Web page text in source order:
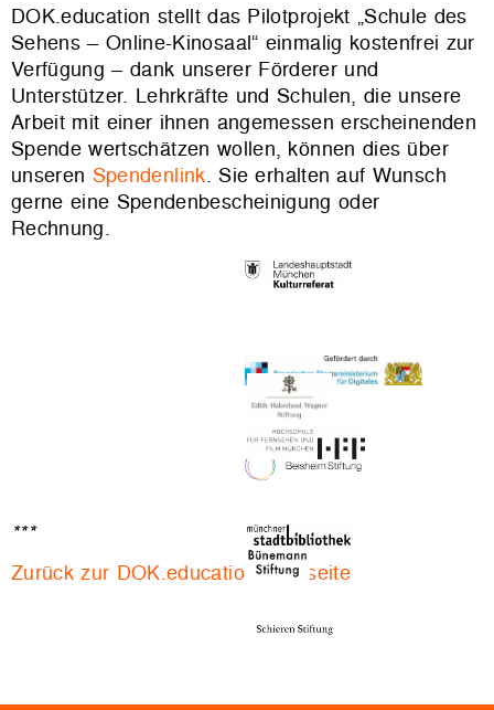
DOK.education stellt das Pilotprojekt „Schule des
Sehens – Online-Kinosaal“ einmalig kostenfrei zur
Verfügung – dank unserer Förderer und
Unterstützer. Lehrkräfte und Schulen, die unsere
Arbeit mit einer ihnen angemessen erscheinenden
Spende wertschätzen wollen, können dies über
unseren Spendenlink. Sie erhalten auf Wunsch
gerne eine Spendenbescheinigung oder
Rechnung.
***
Zurück zur DOK.education-Startseite